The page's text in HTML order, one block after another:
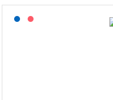
Lagerført: NEK Kabel